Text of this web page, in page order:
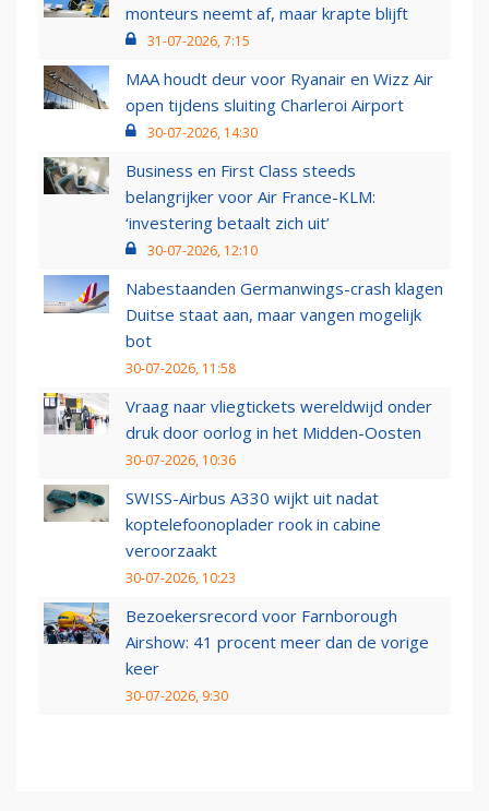
monteurs neemt af, maar krapte blijft
31-07-2026, 7:15
MAA houdt deur voor Ryanair en Wizz Air
open tijdens sluiting Charleroi Airport
30-07-2026, 14:30
Business en First Class steeds
belangrijker voor Air France-KLM:
‘investering betaalt zich uit’
30-07-2026, 12:10
Nabestaanden Germanwings-crash klagen
Duitse staat aan, maar vangen mogelijk
bot
30-07-2026, 11:58
Vraag naar vliegtickets wereldwijd onder
druk door oorlog in het Midden-Oosten
30-07-2026, 10:36
SWISS-Airbus A330 wijkt uit nadat
koptelefoonoplader rook in cabine
veroorzaakt
30-07-2026, 10:23
Bezoekersrecord voor Farnborough
Airshow: 41 procent meer dan de vorige
keer
30-07-2026, 9:30